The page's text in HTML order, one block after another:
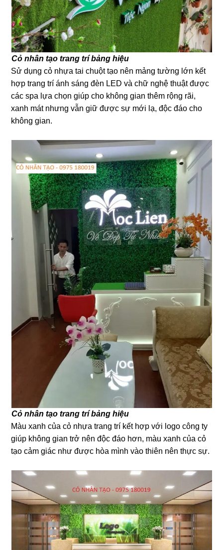
Cỏ nhân tạo trang trí bảng hiệu
Sử dụng cỏ nhựa tai chuột tạo nên mảng tường lớn kết
hợp trang trí ánh sáng đèn LED và chữ nghệ thuật được
các spa lựa chọn giúp cho không gian thêm rộng rãi,
xanh mát nhưng vẫn giữ được sự mới lạ, độc đáo cho
không gian.
Cỏ nhân tạo trang trí bảng hiệu
Màu xanh của cỏ nhựa trang trí kết hợp với logo công ty
giúp không gian trở nên độc đáo hơn, màu xanh của cỏ
tạo cảm giác như được hòa mình vào thiên nên thực sự.